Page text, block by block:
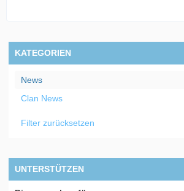
KATEGORIEN
News
Clan News
Filter zurücksetzen
UNTERSTÜTZEN